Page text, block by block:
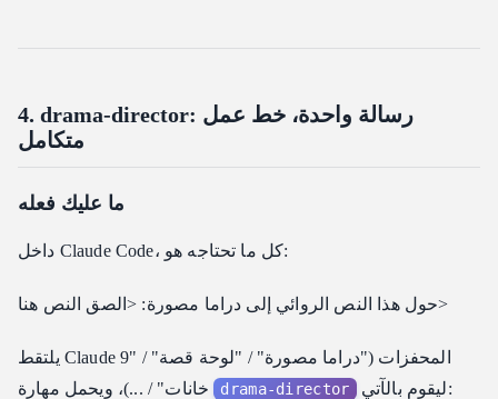
4. drama-director: رسالة واحدة، خط عمل
متكامل
ما عليك فعله
داخل Claude Code، كل ما تحتاجه هو:
حول هذا النص الروائي إلى دراما مصورة: <الصق النص هنا>
يلتقط Claude المحفزات ("دراما مصورة" / "لوحة قصة" / "9
خانات" / ...)، ويحمل مهارة drama-director ليقوم بالآتي: